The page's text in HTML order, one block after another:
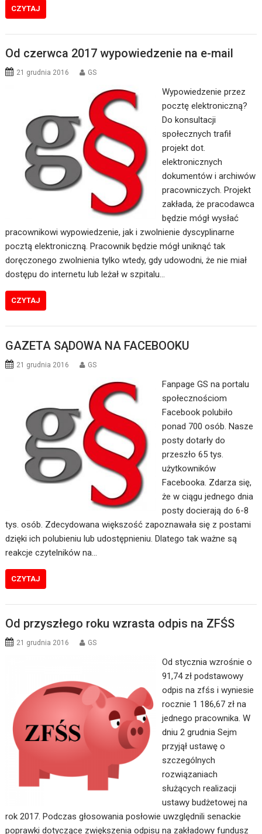
CZYTAJ
Od czerwca 2017 wypowiedzenie na e-mail
21 grudnia 2016 GS
Wypowiedzenie przez
pocztę elektroniczną?
Do konsultacji
społecznych trafił
projekt dot.
elektronicznych
dokumentów i archiwów
pracowniczych. Projekt
zakłada, że pracodawca
będzie mógł wysłać
pracownikowi wypowiedzenie, jak i zwolnienie dyscyplinarne
pocztą elektroniczną. Pracownik będzie mógł uniknąć tak
doręczonego zwolnienia tylko wtedy, gdy udowodni, że nie miał
dostępu do internetu lub leżał w szpitalu…
CZYTAJ
GAZETA SĄDOWA NA FACEBOOKU
21 grudnia 2016 GS
Fanpage GS na portalu
społecznościom
Facebook polubiło
ponad 700 osób. Nasze
posty dotarły do
przeszło 65 tys.
użytkowników
Facebooka. Zdarza się,
że w ciągu jednego dnia
posty docierają do 6-8
tys. osób. Zdecydowana większość zapoznawała się z postami
dzięki ich polubieniu lub udostępnieniu. Dlatego tak ważne są
reakcje czytelników na…
CZYTAJ
Od przyszłego roku wzrasta odpis na ZFŚS
21 grudnia 2016 GS
Od stycznia wzrośnie o
91,74 zł podstawowy
odpis na zfśs i wyniesie
rocznie 1 186,67 zł na
jednego pracownika. W
dniu 2 grudnia Sejm
przyjął ustawę o
szczególnych
rozwiązaniach
służących realizacji
ustawy budżetowej na
rok 2017. Podczas głosowania posłowie uwzględnili senackie
poprawki dotyczące zwiększenia odpisu na zakładowy fundusz